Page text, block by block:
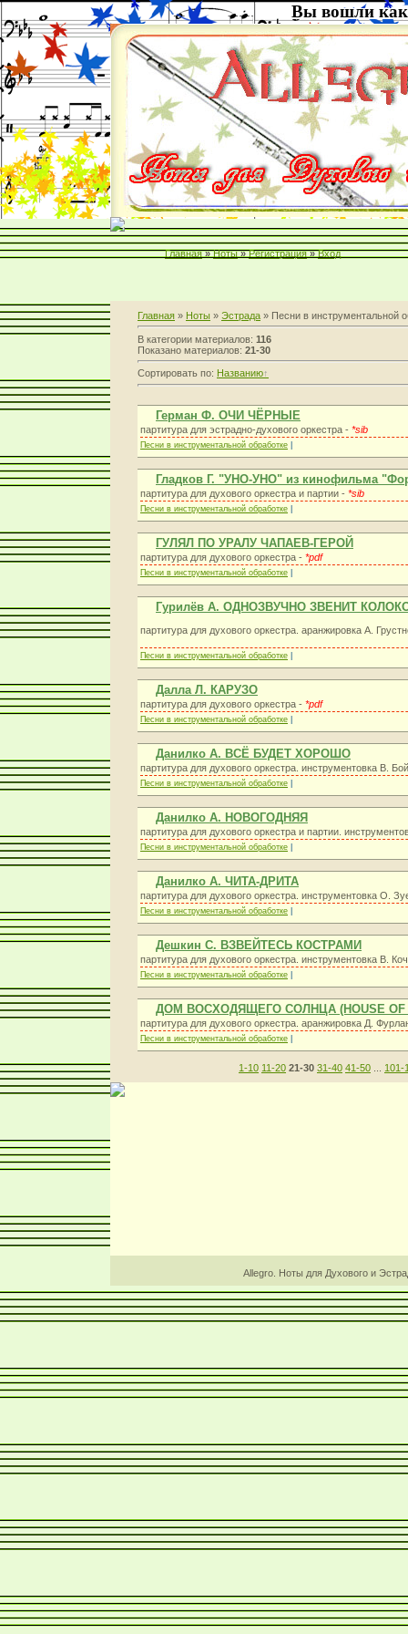
Вы вошли как
Главная » Ноты » Регистрация » Вход
Главная » Ноты » Эстрада » Песни в инструментальной
В категории материалов: 116
Показано материалов: 21-30
Сортировать по: Названию
Герман Ф. ОЧИ ЧЁРНЫЕ
партитура для эстрадно-духового оркестра - *sib
Песни в инструментальной обработке
Гладков Г. "УНО-УНО" из кинофильма
партитура для духового оркестра и партии - *sib
Песни в инструментальной обработке
ГУЛЯЛ ПО УРАЛУ ЧАПАЕВ-ГЕРОЙ
партитура для духового оркестра - *pdf
Песни в инструментальной обработке
Гурилёв А. ОДНОЗВУЧНО ЗВЕНИТ
партитура для духового оркестра. аранжировка А.
Песни в инструментальной обработке
Далла Л. КАРУЗО
партитура для духового оркестра - *pdf
Песни в инструментальной обработке
Данилко А. ВСЁ БУДЕТ ХОРОШО
партитура для духового оркестра. инструментовка В.
Песни в инструментальной обработке
Данилко А. НОВОГОДНЯЯ
партитура для духового оркестра и партии.
Песни в инструментальной обработке
Данилко А. ЧИТА-ДРИТА
партитура для духового оркестра. инструментовка О.
Песни в инструментальной обработке
Дешкин С. ВЗВЕЙТЕСЬ КОСТРАМИ
партитура для духового оркестра. инструментовка В.
Песни в инструментальной обработке
ДОМ ВОСХОДЯЩЕГО СОЛНЦА (HOUSE OF
партитура для духового оркестра. аранжировка Д.
Песни в инструментальной обработке
1-10 11-20 21-30 31-40 41-50 101-
Allegro. Ноты для Духового и